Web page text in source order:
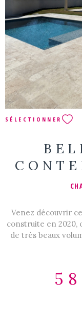
SÉLECTIONNER
Venez découvrir
construite en 2020,
de très beaux
couverte, véritable